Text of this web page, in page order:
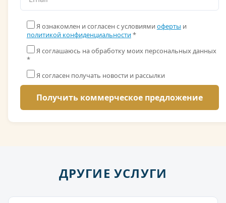
Я ознакомлен и согласен с условиями оферты и
политикой конфиденциальности*
Я соглашаюсь на обработку моих персональных данных
*
Я согласен получать новости и рассылки
ДРУГИЕ УСЛУГИ